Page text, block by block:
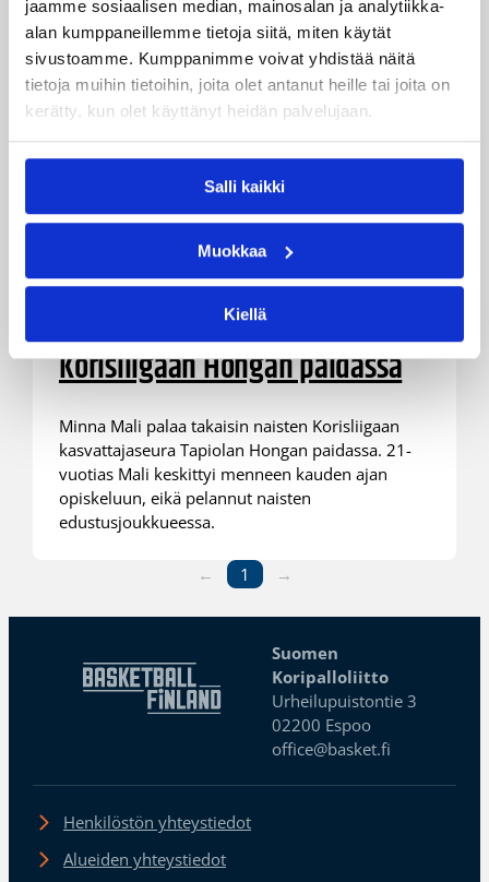
jaamme sosiaalisen median, mainosalan ja analytiikka-
alan kumppaneillemme tietoja siitä, miten käytät
sivustoamme. Kumppanimme voivat yhdistää näitä
tietoja muihin tietoihin, joita olet antanut heille tai joita on
kerätty, kun olet käyttänyt heidän palvelujaan.
Salli kaikki
Muokkaa
Kiellä
Naisten Korisliiga 12.09.2018 13:08
Minna Mali palaa naisten
Korisliigaan Hongan paidassa
Minna Mali palaa takaisin naisten Korisliigaan
kasvattajaseura Tapiolan Hongan paidassa. 21-
vuotias Mali keskittyi menneen kauden ajan
opiskeluun, eikä pelannut naisten
edustusjoukkueessa.
← 1 →
Suomen
Koripalloliitto
Urheilupuistontie 3
02200 Espoo
office@basket.fi
Henkilöstön yhteystiedot
Alueiden yhteystiedot